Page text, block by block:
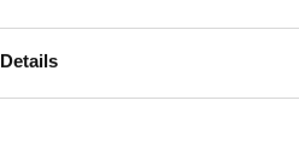
Detailsgrâce à scopr.ai